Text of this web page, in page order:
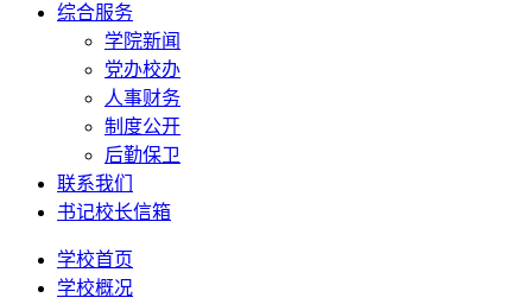
综合服务
学院新闻
党办校办
人事财务
制度公开
后勤保卫
联系我们
书记校长信箱
学校首页
学校概况